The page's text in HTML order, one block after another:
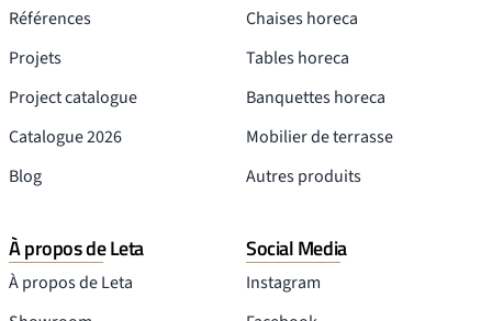
Références
Projets
Project catalogue
Catalogue 2026
Blog
Chaises horeca
Tables horeca
Banquettes horeca
Mobilier de terrasse
Autres produits
À propos de Leta
À propos de Leta
Social Media
Instagram